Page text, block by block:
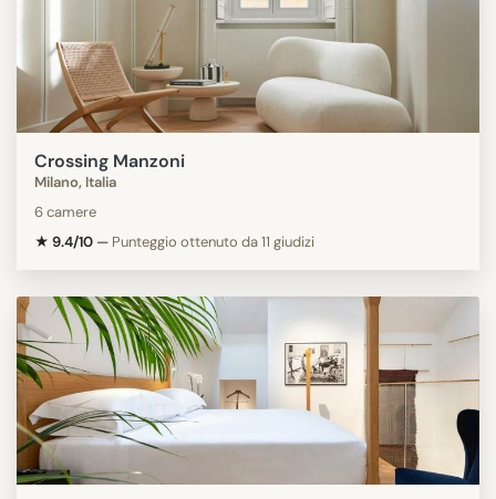
Crossing Manzoni
Milano, Italia
6 camere
★ 9.4/10 — Punteggio ottenuto da 11 giudizi